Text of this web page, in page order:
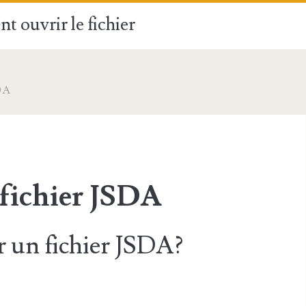
ouvrir le fichier
JSDA
fichier JSDA?